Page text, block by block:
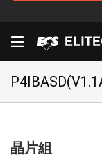
晶片組